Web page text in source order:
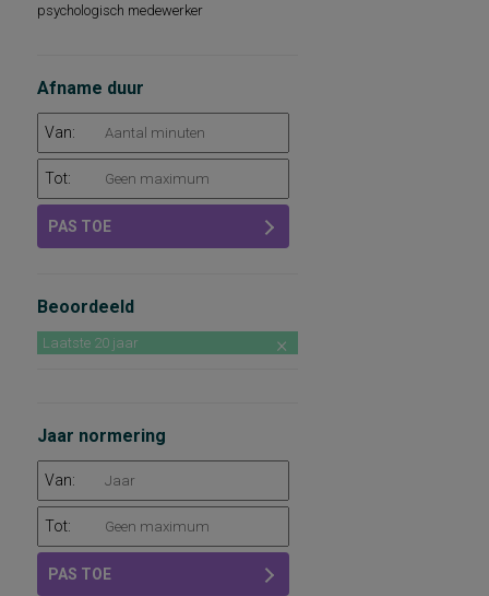
psychologisch medewerker
Afname duur
Van:
Tot:
PAS TOE
Beoordeeld
Laatste 20 jaar
Jaar normering
Van:
Tot:
PAS TOE